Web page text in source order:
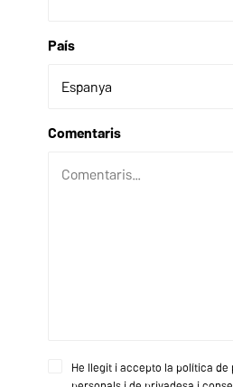
País
Comentaris
He llegit i accepto la política